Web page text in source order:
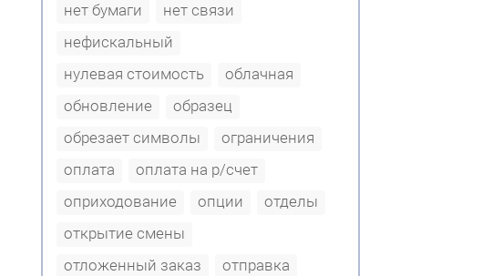
нет бумаги
нет связи
нефискальный
нулевая стоимость
облачная
обновление
образец
обрезает символы
ограничения
оплата
оплата на р/счет
оприходование
опции
отделы
открытие смены
отложенный заказ
отправка